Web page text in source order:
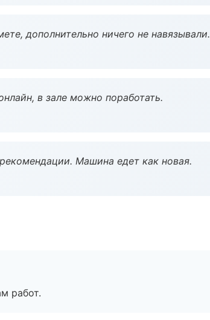
дополнительно ничего не навязывали.
в зале можно поработать.
Машина едет как новая.
работ.